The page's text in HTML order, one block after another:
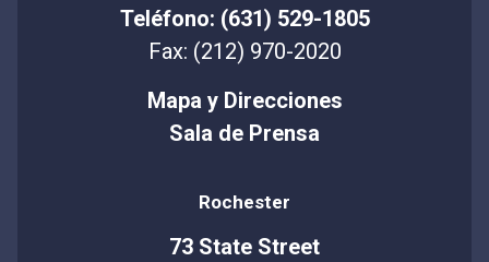
Teléfono: (631) 529-1805
Fax: (212) 970-2020
Mapa y Direcciones
Sala de Prensa
Rochester
73 State Street